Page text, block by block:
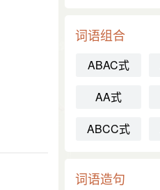
词语组合
ABAC式
AA式
ABCC式
词语造句